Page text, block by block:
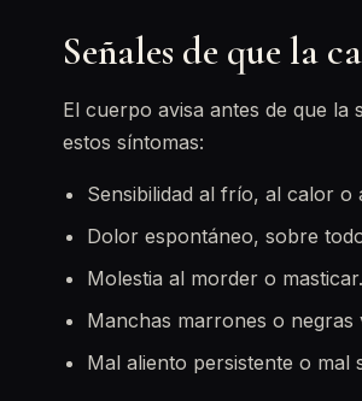
Señales de que la
El cuerpo avisa antes de que la
estos síntomas:
Sensibilidad al frío, al calor o
Dolor espontáneo, sobre
Molestia al morder o masticar.
Manchas marrones o negras
Mal aliento persistente o mal